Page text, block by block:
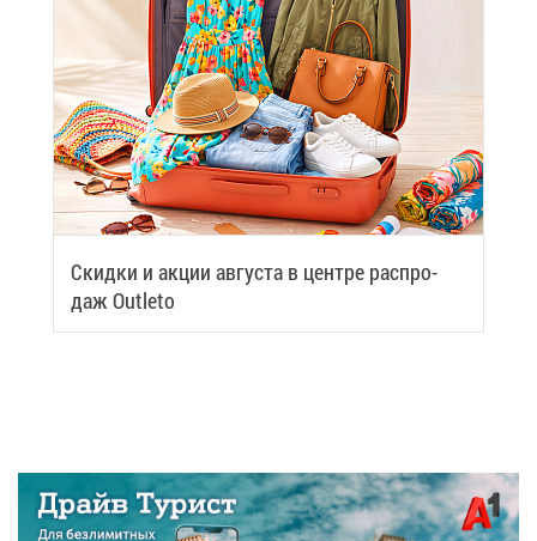
Скид­ки и ак­ции ав­гу­ста в цен­тре рас­про­
даж Outleto